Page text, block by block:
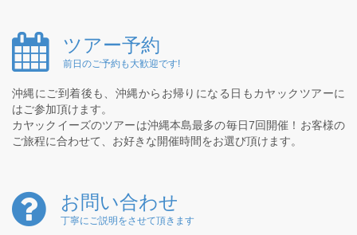
ツアー予約
前日のご予約も大歓迎です!
沖縄にご到着後も、沖縄からお帰りになる日もカヤックツアーに
はご参加頂けます。
カヤックイーズのツアーは沖縄本島最多の毎日7回開催！お客様の
ご旅程に合わせて、お好きな開催時間をお選び頂けます。
お問い合わせ
丁寧にご説明をさせて頂きます